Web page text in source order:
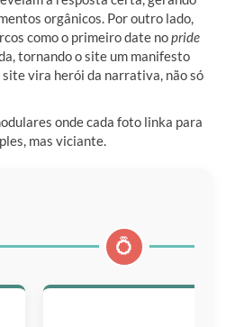
orgânicos. Por outro lado,
como o primeiro date nopride
tornando o site um manifesto
site vira herói da narrativa, não só
onde cada foto linka para
mas viciante.
💍